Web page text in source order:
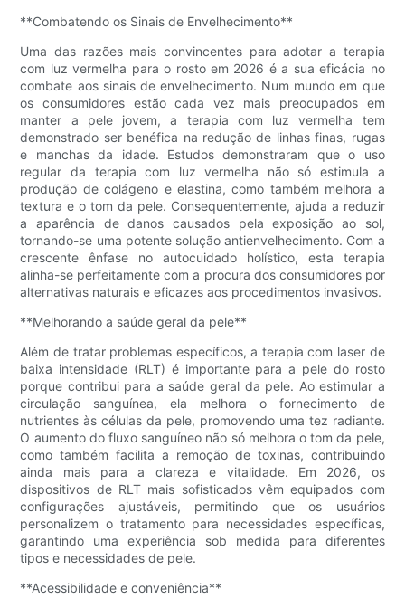
**Combatendo os Sinais de Envelhecimento**
Uma das razões mais convincentes para adotar a terapia
com luz vermelha para o rosto em 2026 é a sua eficácia no
combate aos sinais de envelhecimento. Num mundo em que
os consumidores estão cada vez mais preocupados em
manter a pele jovem, a terapia com luz vermelha tem
demonstrado ser benéfica na redução de linhas finas, rugas
e manchas da idade. Estudos demonstraram que o uso
regular da terapia com luz vermelha não só estimula a
produção de colágeno e elastina, como também melhora a
textura e o tom da pele. Consequentemente, ajuda a reduzir
a aparência de danos causados ​​pela exposição ao sol,
tornando-se uma potente solução antienvelhecimento. Com a
crescente ênfase no autocuidado holístico, esta terapia
alinha-se perfeitamente com a procura dos consumidores por
alternativas naturais e eficazes aos procedimentos invasivos.
**Melhorando a saúde geral da pele**
Além de tratar problemas específicos, a terapia com laser de
baixa intensidade (RLT) é importante para a pele do rosto
porque contribui para a saúde geral da pele. Ao estimular a
circulação sanguínea, ela melhora o fornecimento de
nutrientes às células da pele, promovendo uma tez radiante.
O aumento do fluxo sanguíneo não só melhora o tom da pele,
como também facilita a remoção de toxinas, contribuindo
ainda mais para a clareza e vitalidade. Em 2026, os
dispositivos de RLT mais sofisticados vêm equipados com
configurações ajustáveis, permitindo que os usuários
personalizem o tratamento para necessidades específicas,
garantindo uma experiência sob medida para diferentes
tipos e necessidades de pele.
**Acessibilidade e conveniência**